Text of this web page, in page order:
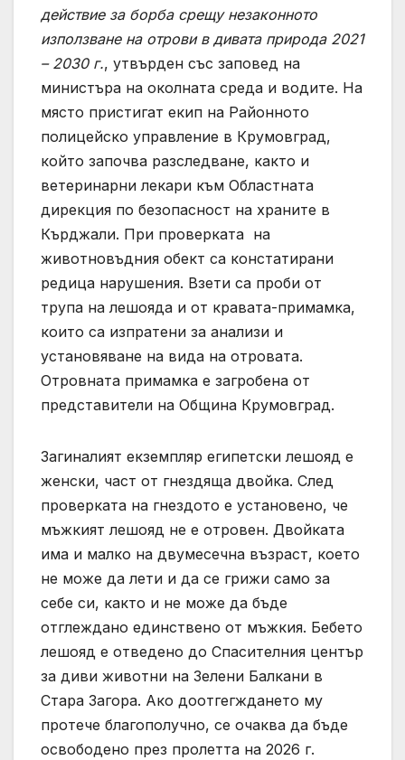
действие за борба срещу незаконното
използване на отрови в дивата природа 2021
– 2030 г., утвърден със заповед на
министъра на околната среда и водите. На
място пристигат екип на Районното
полицейско управление в Крумовград,
който започва разследване, както и
ветеринарни лекари към Областната
дирекция по безопасност на храните в
Кърджали. При проверката на
животновъдния обект са констатирани
редица нарушения. Взети са проби от
трупа на лешояда и от кравата-примамка,
които са изпратени за анализи и
установяване на вида на отровата.
Отровната примамка е загробена от
представители на Община Крумовград.
Загиналият екземпляр египетски лешояд е
женски, част от гнездяща двойка. След
проверката на гнездото е установено, че
мъжкият лешояд не е отровен. Двойката
има и малко на двумесечна възраст, което
не може да лети и да се грижи само за
себе си, както и не може да бъде
отглеждано единствено от мъжкия. Бебето
лешояд е отведено до Спасителния център
за диви животни на Зелени Балкани в
Стара Загора. Ако доотгегждането му
протече благополучно, се очаква да бъде
освободено през пролетта на 2026 г.